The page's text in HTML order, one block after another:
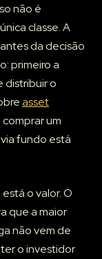
não é
classe. A
da decisão
primeiro a
distribuir o
asset
um
fundo está
o valor. O
que a maior
não vem de
o investidor